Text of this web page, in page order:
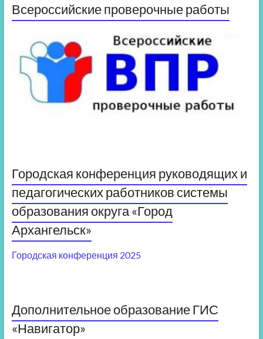
Всероссийские проверочные работы
Городская конференция руководящих и
педагогических работников системы
образования округа «Город
Архангельск»
Городская конференция 2025
Дополнительное образование ГИС
«Навигатор»